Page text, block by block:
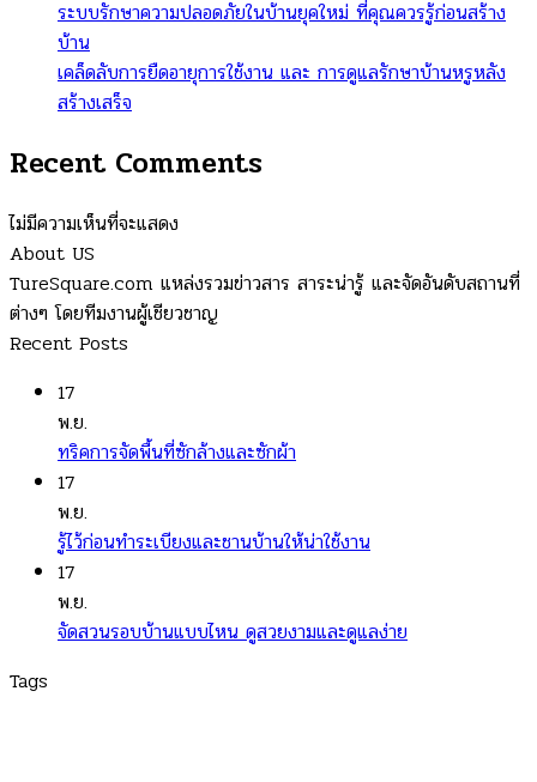
ระบบรักษาความปลอดภัยในบ้านยุคใหม่ ที่คุณควรรู้ก่อนสร้าง
บ้าน
เคล็ดลับการยืดอายุการใช้งาน และ การดูแลรักษาบ้านหรูหลัง
สร้างเสร็จ
Recent Comments
ไม่มีความเห็นที่จะแสดง
About US
TureSquare.com แหล่งรวมข่าวสาร สาระน่ารู้ และจัดอันดับสถานที่
ต่างๆ โดยทีมงานผู้เชียวชาญ
Recent Posts
17
พ.ย.
ทริคการจัดพื้นที่ซักล้างและซักผ้า
17
พ.ย.
รู้ไว้ก่อนทำระเบียงและชานบ้านให้น่าใช้งาน
17
พ.ย.
จัดสวนรอบบ้านแบบไหน ดูสวยงามและดูแลง่าย
Tags